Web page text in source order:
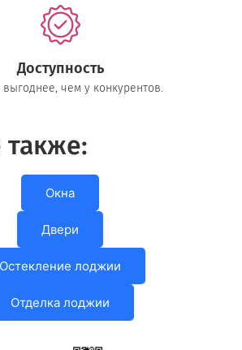
Доступность
чем у конкурентов.
также:
Окна
Двери
Остекление лоджии
Отделка лоджии